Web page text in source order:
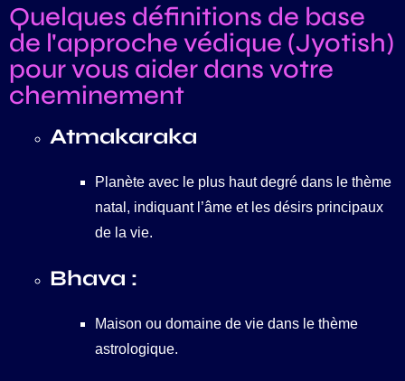
Quelques définitions de base
de l'approche védique (Jyotish)
pour vous aider dans votre
cheminement
Atmakaraka
Planète avec le plus haut degré dans le thème
natal, indiquant l’âme et les désirs principaux
de la vie.
Bhava :
Maison ou domaine de vie dans le thème
astrologique.